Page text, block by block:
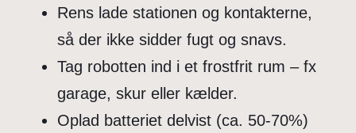
Rens lade stationen og kontakterne,
så der ikke sidder fugt og snavs.
Tag robotten ind i et frostfrit rum – fx
garage, skur eller kælder.
Oplad batteriet delvist (ca. 50-70%)